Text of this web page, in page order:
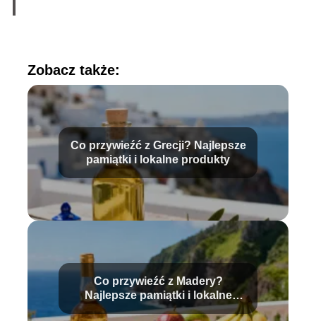
Zobacz także:
Co przywieźć z Grecji? Najlepsze
pamiątki i lokalne produkty
Co przywieźć z Madery?
Najlepsze pamiątki i lokalne
produkty